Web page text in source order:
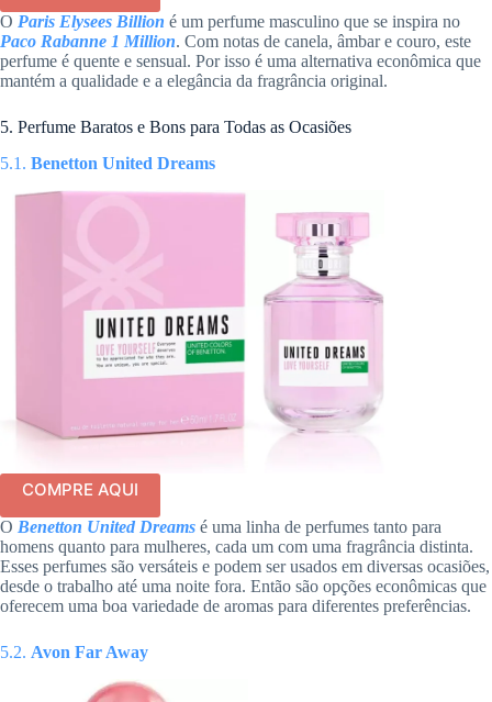
O Paris Elysees Billion é um perfume masculino que se inspira no
Paco Rabanne 1 Million. Com notas de canela, âmbar e couro, este
perfume é quente e sensual. Por isso é uma alternativa econômica que
mantém a qualidade e a elegância da fragrância original.
5. Perfume Baratos e Bons para Todas as Ocasiões
5.1. Benetton United Dreams
COMPRE AQUI
O Benetton United Dreams é uma linha de perfumes tanto para
homens quanto para mulheres, cada um com uma fragrância distinta.
Esses perfumes são versáteis e podem ser usados em diversas ocasiões,
desde o trabalho até uma noite fora. Então são opções econômicas que
oferecem uma boa variedade de aromas para diferentes preferências.
5.2. Avon Far Away